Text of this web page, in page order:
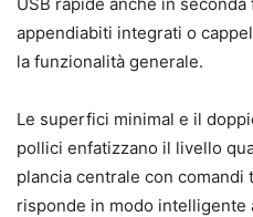
appendiabiti integrati o
la funzionalità generale.
Le superfici minimal e il
pollici enfatizzano il livello
plancia centrale con
risponde in modo intelligente